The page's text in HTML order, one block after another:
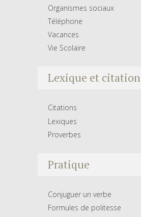
Organismes sociaux
Téléphone
Vacances
Vie Scolaire
Lexique et citation
Citations
Lexiques
Proverbes
Pratique
Conjuguer un verbe
Formules de politesse